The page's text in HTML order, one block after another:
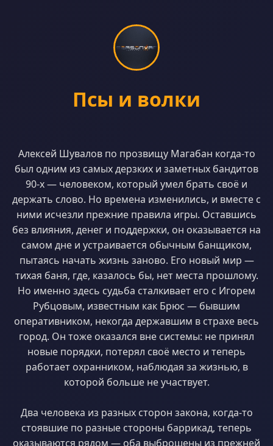
Псы и волки
Алексей Шувалов по прозвищу Магабан когда-то
был одним из самых дерзких и заметных бандитов
90-х — человеком, который умел брать своё и
держать слово. Но времена изменились, и вместе с
ними исчезли прежние правила игры. Оставшись
без влияния, денег и поддержки, он оказывается на
самом дне и устраивается обычным банщиком,
пытаясь начать жизнь заново. Его новый мир —
тихая баня, где, казалось бы, нет места прошлому.
Но именно здесь судьба сталкивает его с Игорем
Рубцовым, известным как Брюс — бывшим
оперативником, некогда державшим в страхе весь
город. Он тоже оказался вне системы: не принял
новые порядки, потерял своё место и теперь
работает охранником, наблюдая за жизнью, в
которой больше не участвует.
Два человека из разных сторон закона, когда-то
стоявшие по разные стороны баррикад, теперь
оказываются рядом — оба выброшены из прежней